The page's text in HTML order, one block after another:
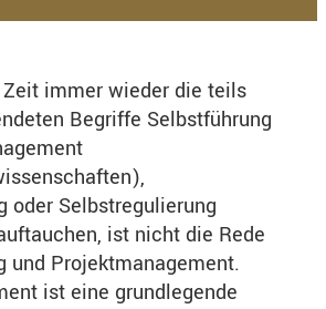
immer wieder die teils
Begriffe Selbstführung
oder Selbstregulierung
ist nicht die Rede
und Projektmanagement.
ist eine grundlegende